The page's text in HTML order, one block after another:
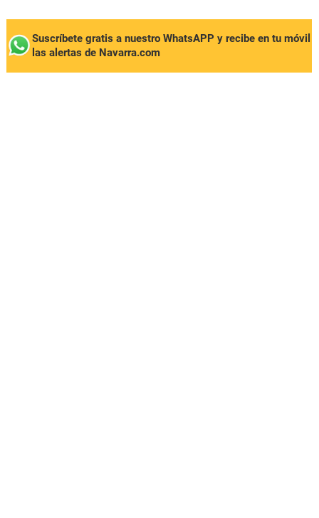
Suscríbete gratis a nuestro WhatsAPP y recibe en tu móvil
las alertas de Navarra.com